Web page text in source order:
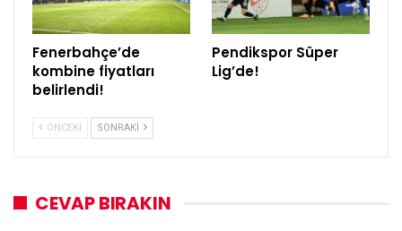
Fenerbahçe’de
kombine fiyatları
belirlendi!
Pendikspor Süper
Lig’de!
ÖNCEKI SONRAKI
CEVAP BIRAKIN